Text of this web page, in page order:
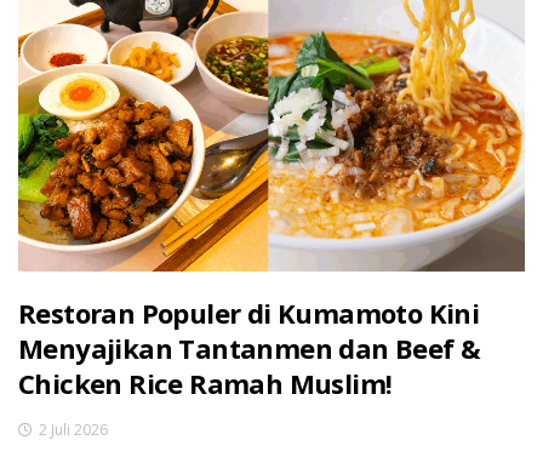
Restoran Populer di Kumamoto Kini
Menyajikan Tantanmen dan Beef &
Chicken Rice Ramah Muslim!
2 Juli 2026